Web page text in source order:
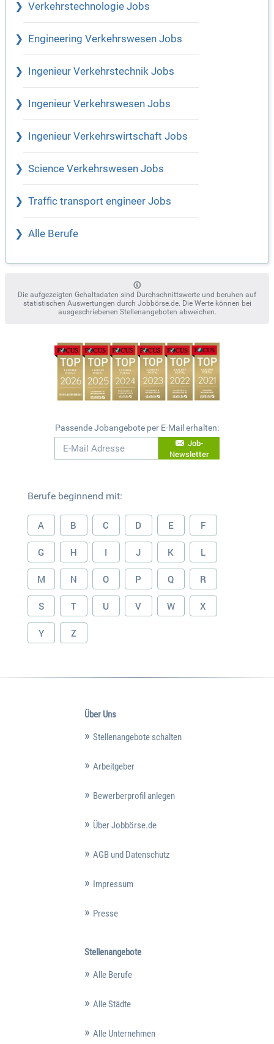
Verkehrstechnologie Jobs
Engineering Verkehrswesen Jobs
Ingenieur Verkehrstechnik Jobs
Ingenieur Verkehrswesen Jobs
Ingenieur Verkehrswirtschaft Jobs
Science Verkehrswesen Jobs
Traffic transport engineer Jobs
Alle Berufe
Die aufgezeigten Gehaltsdaten sind Durchschnittswerte und beruhen auf
statistischen Auswertungen durch Jobbörse.de. Die Werte können bei
ausgeschriebenen Stellenangeboten abweichen.
Passende Jobangebote per E-Mail erhalten:
Job-
Newsletter
Berufe beginnend mit:
A B C D E F
G H I J K L
M N O P Q R
S T U V W X
Y Z
Über Uns
Stellenangebote schalten
Arbeitgeber
Bewerberprofil anlegen
Über Jobbörse.de
AGB und Datenschutz
Impressum
Presse
Stellenangebote
Alle Berufe
Alle Städte
Alle Unternehmen